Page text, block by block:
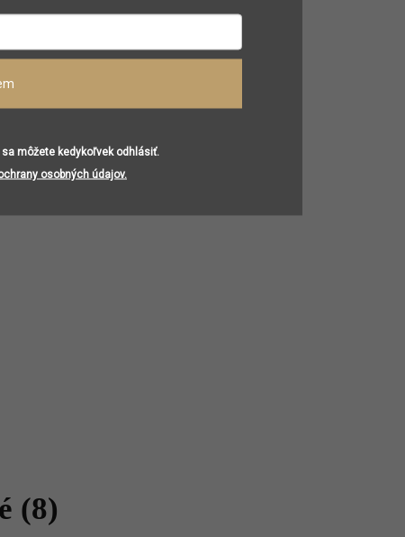
(8)
môžete kedykoľvek odhlásiť.
osobných údajov.